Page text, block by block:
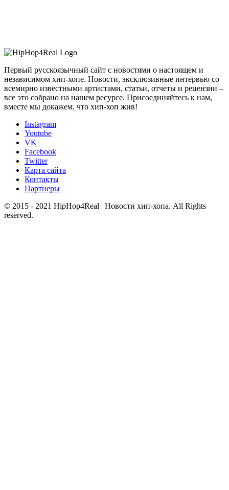
Первый русскоязычный сайт с новостями о настоящем и
независимом хип-хопе. Новости, эксклюзивные интервью со
всемирно известными артистами, статьи, отчеты и рецензии –
все это собрано на нашем ресурсе. Присоединяйтесь к нам,
вместе мы докажем, что хип-хоп жив!
Instagram
Youtube
VK
Facebook
Twitter
Карта сайта
Контакты
Партнеры
© 2015 - 2021 HipHop4Real | Новости хип-хопа. All Rights
reserved.